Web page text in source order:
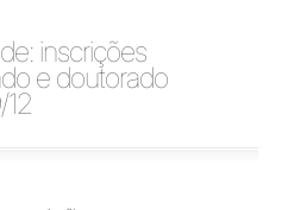
inscrições
e doutorado